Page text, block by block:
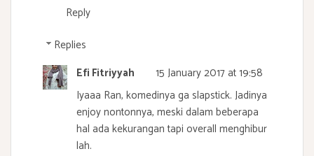
Reply
Replies
Efi Fitriyyah
15 January 2017 at 19:58
Iyaaa Ran, komedinya ga slapstick. Jadinya
enjoy nontonnya, meski dalam beberapa
hal ada kekurangan tapi overall menghibur
lah.